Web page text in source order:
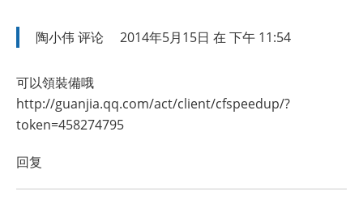
陶小伟评论 2014年5月15日 在 下午 11:54
可以領裝備哦
http://guanjia.qq.com/act/client/cfspeedup/?
token=458274795
回复